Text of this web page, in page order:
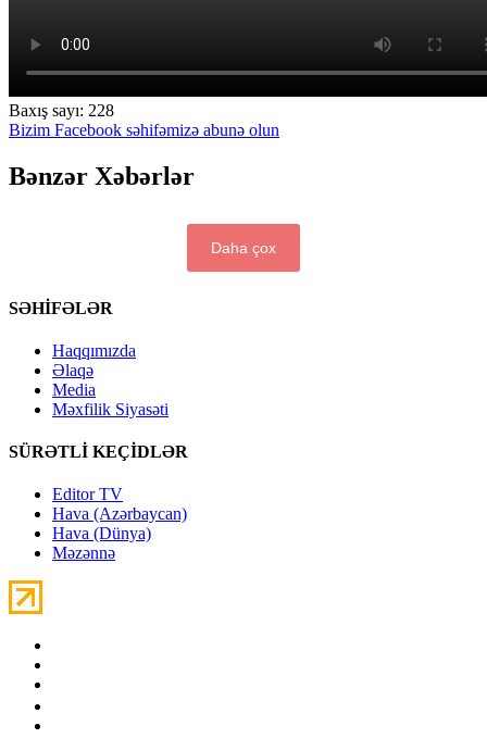
Baxış sayı: 228
Bizim Facebook səhifəmizə abunə olun
Bənzər Xəbərlər
Daha çox
SƏHİFƏLƏR
Haqqımızda
Əlaqə
Media
Məxfilik Siyasəti
SÜRƏTLİ KEÇİDLƏR
Editor TV
Hava (Azərbaycan)
Hava (Dünya)
Məzənnə